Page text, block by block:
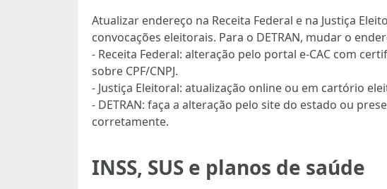
Atualizar endereço na Receita Federal e na Justiça
convocações eleitorais. Para o DETRAN, mudar o
- Receita Federal: alteração pelo portal e-CAC com
sobre CPF/CNPJ.
- Justiça Eleitoral: atualização online ou em cartório
- DETRAN: faça a alteração pelo site do estado ou
corretamente.
INSS, SUS e planos de saúde